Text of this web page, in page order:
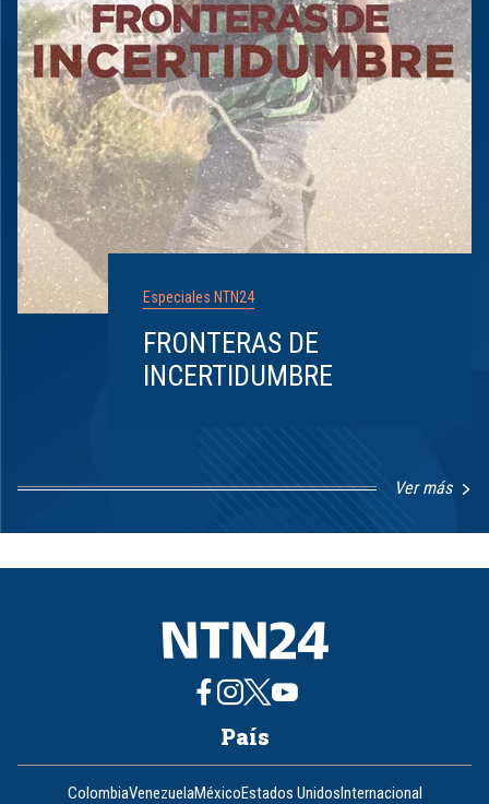
Especiales NTN24
FRONTERAS DE
INCERTIDUMBRE
Ver más
1
8
País
ColombiaVenezuelaMéxicoEstados UnidosInternacional